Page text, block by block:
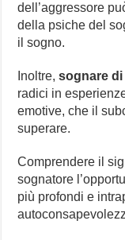
dell’aggressore
della psiche del
il sogno.
Inoltre,sognare
radici in
emotive, che il
superare.
Comprendere il
sognatore
più profondi e